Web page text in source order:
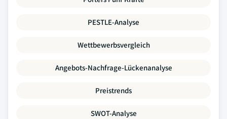
PESTLE-Analyse
Wettbewerbsvergleich
Angebots-Nachfrage-Lückenanalyse
Preistrends
SWOT-Analyse